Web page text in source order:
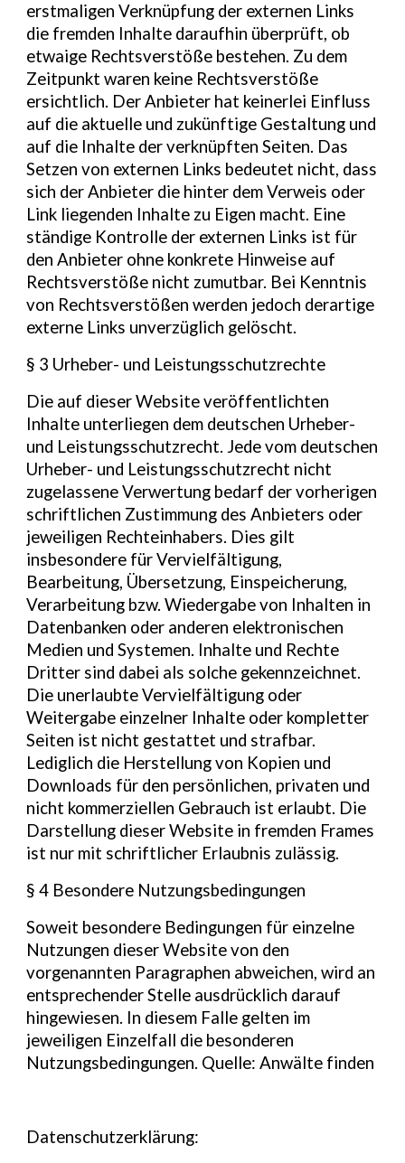
erstmaligen Verknüpfung der externen Links
die fremden Inhalte daraufhin überprüft, ob
etwaige Rechtsverstöße bestehen. Zu dem
Zeitpunkt waren keine Rechtsverstöße
ersichtlich. Der Anbieter hat keinerlei Einfluss
auf die aktuelle und zukünftige Gestaltung und
auf die Inhalte der verknüpften Seiten. Das
Setzen von externen Links bedeutet nicht, dass
sich der Anbieter die hinter dem Verweis oder
Link liegenden Inhalte zu Eigen macht. Eine
ständige Kontrolle der externen Links ist für
den Anbieter ohne konkrete Hinweise auf
Rechtsverstöße nicht zumutbar. Bei Kenntnis
von Rechtsverstößen werden jedoch derartige
externe Links unverzüglich gelöscht.
§ 3 Urheber- und Leistungsschutzrechte
Die auf dieser Website veröffentlichten
Inhalte unterliegen dem deutschen Urheber-
und Leistungsschutzrecht. Jede vom deutschen
Urheber- und Leistungsschutzrecht nicht
zugelassene Verwertung bedarf der vorherigen
schriftlichen Zustimmung des Anbieters oder
jeweiligen Rechteinhabers. Dies gilt
insbesondere für Vervielfältigung,
Bearbeitung, Übersetzung, Einspeicherung,
Verarbeitung bzw. Wiedergabe von Inhalten in
Datenbanken oder anderen elektronischen
Medien und Systemen. Inhalte und Rechte
Dritter sind dabei als solche gekennzeichnet.
Die unerlaubte Vervielfältigung oder
Weitergabe einzelner Inhalte oder kompletter
Seiten ist nicht gestattet und strafbar.
Lediglich die Herstellung von Kopien und
Downloads für den persönlichen, privaten und
nicht kommerziellen Gebrauch ist erlaubt. Die
Darstellung dieser Website in fremden Frames
ist nur mit schriftlicher Erlaubnis zulässig.
§ 4 Besondere Nutzungsbedingungen
Soweit besondere Bedingungen für einzelne
Nutzungen dieser Website von den
vorgenannten Paragraphen abweichen, wird an
entsprechender Stelle ausdrücklich darauf
hingewiesen. In diesem Falle gelten im
jeweiligen Einzelfall die besonderen
Nutzungsbedingungen. Quelle: Anwälte finden
Datenschutzerklärung: